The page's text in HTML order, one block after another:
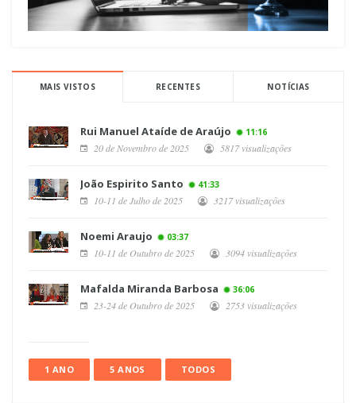
MAIS VISTOS RECENTES NOTÍCIAS
Rui Manuel Ataíde de Araújo 11:16
20 de Novembro de 2025 5817 visualizações
João Espirito Santo 41:33
10-11 de Julho de 2025 3217 visualizações
Noemi Araujo 03:37
10-11 de Outubro de 2025 3094 visualizações
Mafalda Miranda Barbosa 36:06
23-24 de Outubro de 2025 2753 visualizações
1 ANO 5 ANOS TODOS